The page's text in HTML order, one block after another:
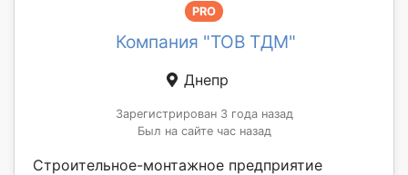
PRO
Компания "ТОВ ТДМ"
Днепр
Зарегистрирован 3 года назад
Был на сайте час назад
Строительное-монтажное предприятие